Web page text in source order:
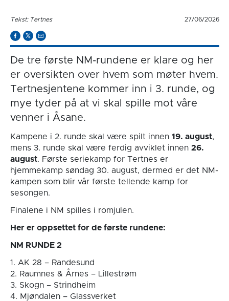
Tekst: Tertnes 27/06/2026
De tre første NM-rundene er klare og her
er oversikten over hvem som møter hvem.
Tertnesjentene kommer inn i 3. runde, og
mye tyder på at vi skal spille mot våre
venner i Åsane.
Kampene i 2. runde skal være spilt innen 19. august,
mens 3. runde skal være ferdig avviklet innen 26.
august. Første seriekamp for Tertnes er
hjemmekamp søndag 30. august, dermed er det NM-
kampen som blir vår første tellende kamp for
sesongen.
Finalene i NM spilles i romjulen.
Her er oppsettet for de første rundene:
NM RUNDE 2
1. AK 28 – Randesund
2. Raumnes & Årnes – Lillestrøm
3. Skogn – Strindheim
4. Mjøndalen – Glassverket